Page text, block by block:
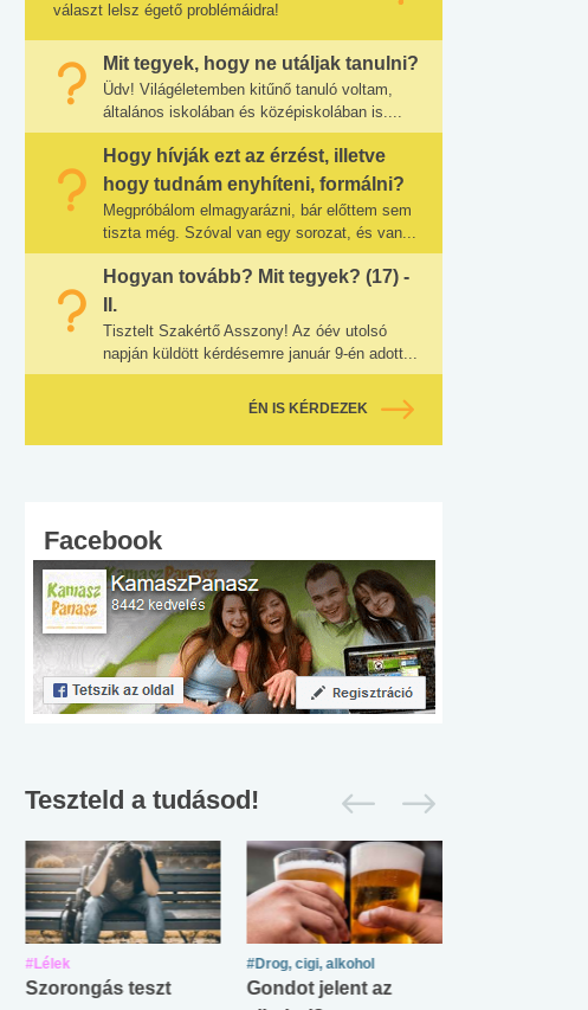
választ lelsz égető problémáidra!
Mit tegyek, hogy ne utáljak tanulni?
Üdv! Világéletemben kitűnő tanuló voltam,
általános iskolában és középiskolában is....
Hogy hívják ezt az érzést, illetve
hogy tudnám enyhíteni, formálni?
Megpróbálom elmagyarázni, bár előttem sem
tiszta még. Szóval van egy sorozat, és van...
Hogyan tovább? Mit tegyek? (17) -
II.
Tisztelt Szakértő Asszony! Az óév utolsó
napján küldött kérdésemre január 9-én adott...
ÉN IS KÉRDEZEK
Facebook
Teszteld a tudásod!
#Lélek
Szorongás teszt
#Drog, cigi, alkohol
Gondot jelent az